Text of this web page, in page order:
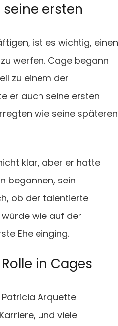
ersten
ist es wichtig, einen
werfen. Cage begann
zu einem der
er auch seine ersten
wie seine späteren
klar, aber er hatte
begannen, sein
ob der talentierte
wie auf der
Ehe einging.
in Cages
Patricia Arquette
und viele